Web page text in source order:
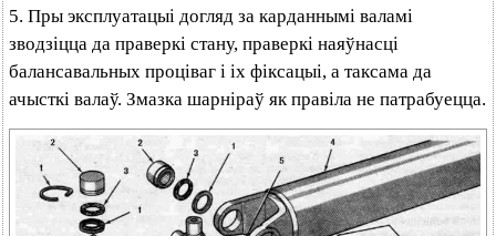
5. Пры эксплуатацыі догляд за карданнымі валамі
зводзіцца да праверкі стану, праверкі наяўнасці
балансавальных проціваг і іх фіксацыі, а таксама да
ачысткі валаў. Змазка шарніраў як правіла не патрабуецца.